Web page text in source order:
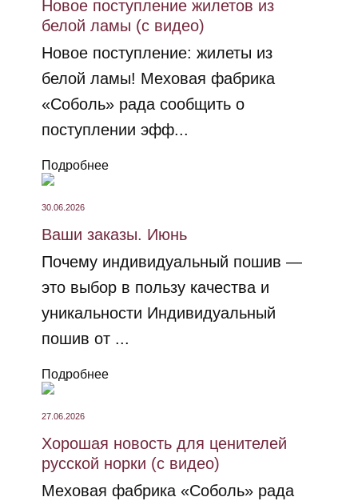
Новое поступление жилетов из
белой ламы (с видео)
Новое поступление: жилеты из
белой ламы! Меховая фабрика
«Соболь» рада сообщить о
поступлении эфф...
Подробнее
30.06.2026
Ваши заказы. Июнь
Почему индивидуальный пошив —
это выбор в пользу качества и
уникальности Индивидуальный
пошив от ...
Подробнее
27.06.2026
Хорошая новость для ценителей
русской норки (с видео)
Меховая фабрика «Соболь» рада